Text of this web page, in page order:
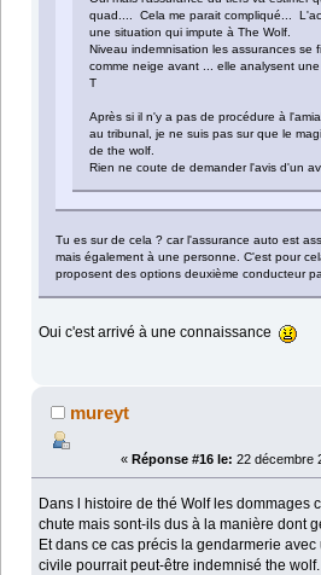
quad.... Cela me parait compliqué...
une situation qui impute à The Wolf.
Niveau indemnisation les assurances se
comme neige avant ... elle analysent
T
Après si il n'y a pas de procédure à
au tribunal, je ne suis pas sur que le
de the wolf.
Rien ne coute de demander l'avis d'un
Tu es sur de cela ? car l'assurance auto est
mais également à une personne. C'est pour
proposent des options deuxième conducteur
Oui c'est arrivé à une connaissance
mureyt
« Réponse #16 le: 22 décembre
Dans l histoire de thé Wolf les dommages
chute mais sont-ils dus à la manière dont
Et dans ce cas précis la gendarmerie
civile pourrait peut-être indemnisé the